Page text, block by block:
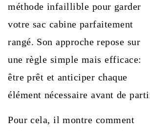
méthode infaillible pour garder
votre sac cabine parfaitement
rangé. Son approche repose sur
une règle simple mais efficace:
être prêt et anticiper chaque
élément nécessaire avant de
Pour cela, il montre comment